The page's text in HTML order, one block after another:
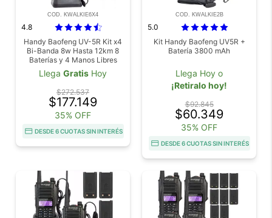
COD. KWALKIE6X4
4.8
Handy Baofeng UV-5R Kit x4
Bi-Banda 8w Hasta 12km 8
Baterías y 4 Manos Libres
Llega Gratis Hoy
$272.537
$177.149
35% OFF
DESDE 6 CUOTAS SIN INTERÉS
COD. KWALKIE2B
5.0
Kit Handy Baofeng UV5R +
Batería 3800 mAh
Llega Hoy o
¡Retiralo hoy!
$92.845
$60.349
35% OFF
DESDE 6 CUOTAS SIN INTERÉS